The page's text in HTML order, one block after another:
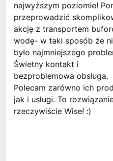
najwyższym poziomie!
przeprowadzić
akcję z transportem
wodę- w taki sposób że
było najmniejszego
Świetny kontakt i
bezproblemowa obsługa.
Polecam zarówno ich
jak i usługi. To
rzeczywiście Wise! :)